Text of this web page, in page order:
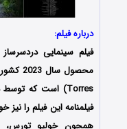
درباره فیلم:
فیلم سینماییدردسرساز
فیلمنامه این فیلم را
همچون خولیو تورس،